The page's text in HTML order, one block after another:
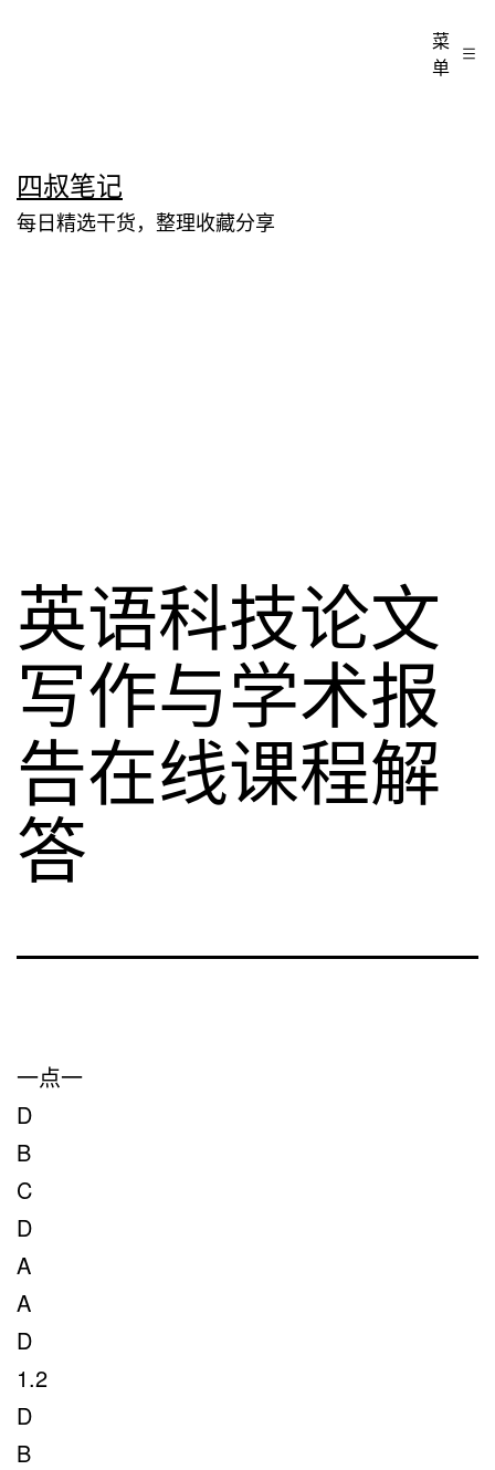
至
内
四叔笔记
每日精选干货，整理收藏分享
菜
单
英语科技论文
写作与学术报
告在线课程解
答
一点一
D
B
C
D
A
A
D
1.2
D
B